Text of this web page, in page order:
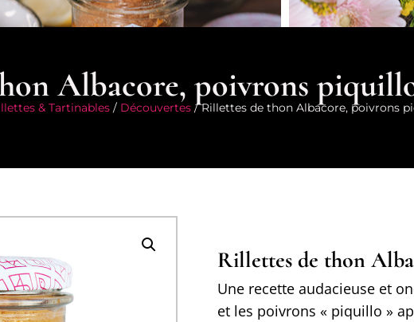
Albacore, poivrons
& Tartinables / Découvertes / Rillettes de thon Albacore, poivrons
Rillettes de thon
Une recette audacieuse et
et les poivrons « piquillo »